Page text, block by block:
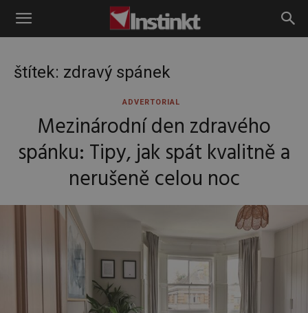
Instinkt
štítek: zdravý spánek
ADVERTORIAL
Mezinárodní den zdravého
spánku: Tipy, jak spát kvalitně a
nerušeně celou noc